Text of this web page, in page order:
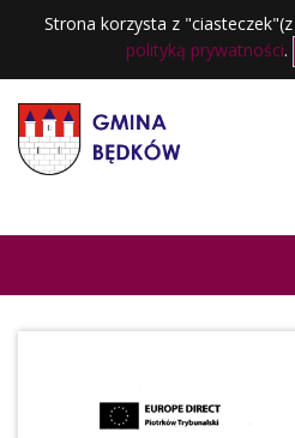
Strona korzysta z
polityką prywatności.